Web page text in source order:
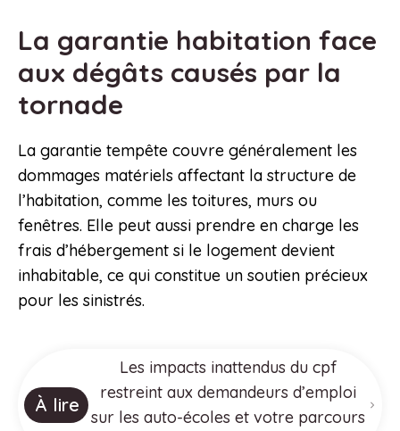
La garantie habitation face
aux dégâts causés par la
tornade
La garantie tempête couvre généralement les
dommages matériels affectant la structure de
l’habitation, comme les toitures, murs ou
fenêtres. Elle peut aussi prendre en charge les
frais d’hébergement si le logement devient
inhabitable, ce qui constitue un soutien précieux
pour les sinistrés.
À lire
Les impacts inattendus du cpf
restreint aux demandeurs d’emploi
sur les auto-écoles et votre parcours